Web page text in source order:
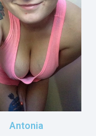
Antonia